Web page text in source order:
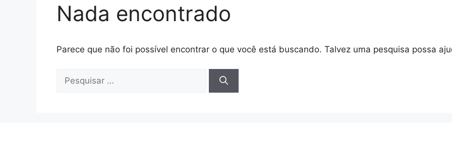
Nada encontrado
Parece que não foi possível encontrar o que você está buscando. Talvez uma pesquisa possa
por: